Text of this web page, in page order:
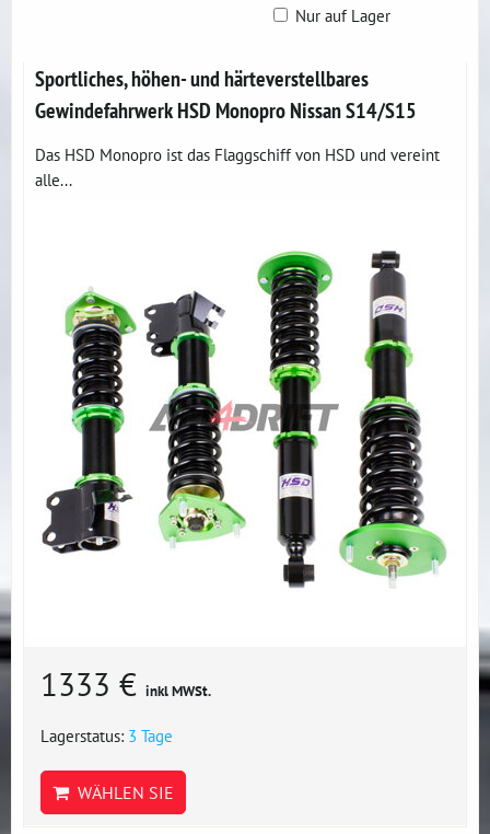
Nur auf Lager
Sportliches, höhen- und härteverstellbares
Gewindefahrwerk HSD Monopro Nissan S14/S15
Das HSD Monopro ist das Flaggschiff von HSD und vereint
alle...
1333 € inkl MWSt.
Lagerstatus: 3 Tage
WÄHLEN SIE